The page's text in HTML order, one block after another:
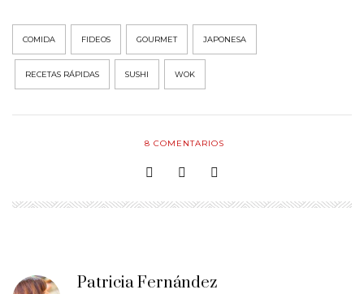
COMIDA FIDEOS GOURMET JAPONESA
RECETAS RÁPIDAS SUSHI WOK
8 COMENTARIOS
Patricia Fernández